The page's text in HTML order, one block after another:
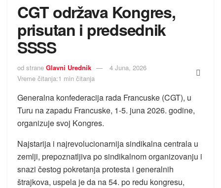
CGT održava Kongres,
prisutan i predsednik
SSSS
od strane Glavni Urednik
4 Juna, 2026
Vreme čitanja:1 min čitanja
Generalna konfederacija rada Francuske (CGT), u
Turu na zapadu Francuske, 1-5. juna 2026. godine,
organizuje svoj Kongres.
Najstarija i najrevolucionarnija sindikalna centrala u
zemlji, prepoznatljiva po sindikalnom organizovanju i
snazi čestog pokretanja protesta i generalnih
štrajkova, uspela je da na 54. po redu kongresu,